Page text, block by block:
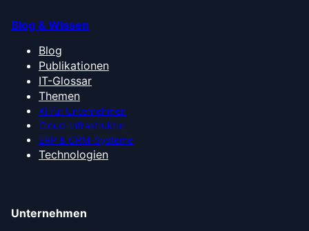
Blog & Wissen
Blog
Publikationen
IT-Glossar
Themen
KI für Unternehmen
Cloud-Infrastruktur
ERP & CRM-Systeme
Technologien
Unternehmen